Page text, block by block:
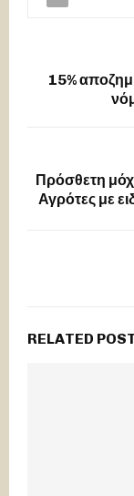
15%
Πρόσθετη
Αγρότες με
RELATED